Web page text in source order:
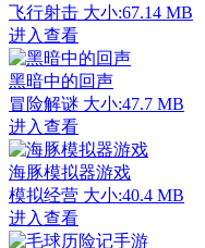
飞行射击 大小:67.14 MB
进入查看
黑暗中的回声
冒险解谜 大小:47.7 MB
进入查看
海豚模拟器游戏
模拟经营 大小:40.4 MB
进入查看